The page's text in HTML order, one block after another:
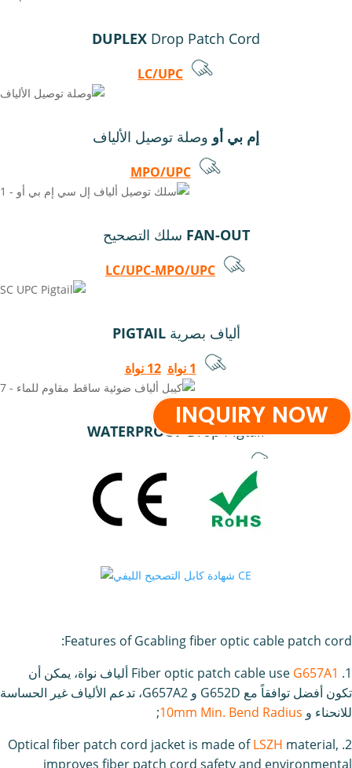
DUPLEX Drop Patch Cord
LC/UPC
إم بي أو وصلة توصيل الألياف
MPO/UPC
FAN-OUT سلك التصحيح
LC/UPC-MPO/UPC
ألياف بصريةPIGTAIL
1 نواة 12 نواة
WATERPROOFDrop Pigtail
INQUIRY NOW
Features of Gcabling fiber optic cable patch cord:
1. Fiber optic patch cable use
G657A1
ألياف نواة، يمكن أن
تكون أفضل توافقاً مع G652D و G657A2، تدعم الألياف غير الحساسة
للانحناء و 10mm Min. Bend Radius
;
2. Optical fiber patch cord jacket is made of
LSZH material,
improves fiber patch cord safety and environmental